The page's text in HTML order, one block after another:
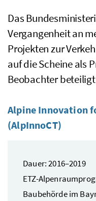
Das
Vergangenheit an
Projekten zur
auf die Scheine als
Beobachter
Alpine Innovation
(AlpInnoCT)
Dauer: 2016–2019
ETZ-
Baubehörde im